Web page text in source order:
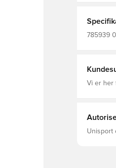
Details
785939
Vi er her
Unisport